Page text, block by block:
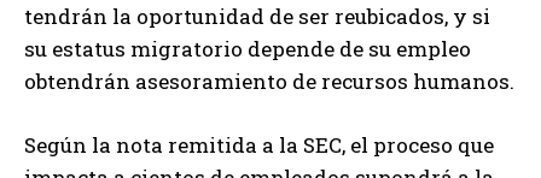
tendrán la oportunidad de ser reubicados, y si
su estatus migratorio depende de su empleo
obtendrán asesoramiento de recursos humanos.
Según la nota remitida a la SEC, el proceso que